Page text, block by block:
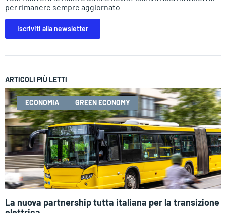
per rimanere sempre aggiornato
Iscriviti alla newsletter
ARTICOLI PIÙ LETTI
ECONOMIA GREEN ECONOMY
La nuova partnership tutta italiana per la transizione